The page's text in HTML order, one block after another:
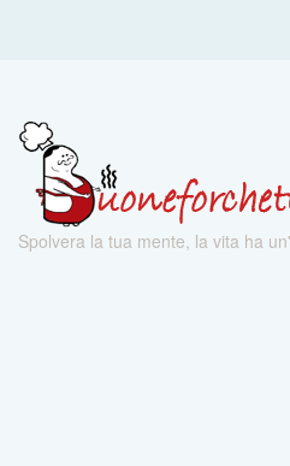
Spolvera la tua mente, la vita ha